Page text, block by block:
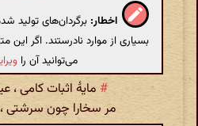
اخطار: برگردان‌های
بسیاری از موارد نادرستند. اگر
می‌توانید آن را
# مایۀ اثبات کامی ،
مر سخارا چون سرشتی ،